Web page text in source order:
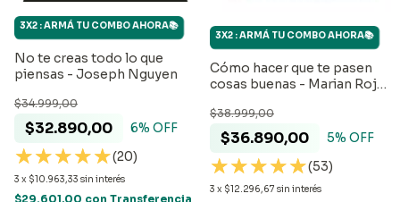
No te creas todo lo que
piensas - Joseph Nguyen
$32.890,00
$34.999,00
6% OFF
(20)
3 x $10.963,33 sin interés
3X2 : ARMÁ TU COMBO AHORA📚
$29.601,00 con Transferencia
Cómo hacer que te pasen
cosas buenas - Marian Rojas
$36.890,00
$38.999,00
5% OFF
(53)
3 x $12.296,67 sin interés
3X2 : ARMÁ TU COMBO AHORA📚